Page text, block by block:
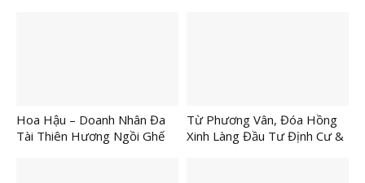
Hoa Hậu – Doanh Nhân Đa
Tài Thiên Hương Ngồi Ghế
Từ Phương Vân, Đóa Hồng
Xinh Làng Đầu Tư Định Cư &